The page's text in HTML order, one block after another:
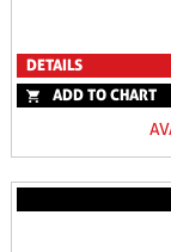
DETAILS
ADD TO CHART